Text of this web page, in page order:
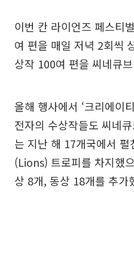
이번 칸 라이언즈 페스티
여 편을 매일 저녁 2회씩
상작 100여 편을 씨네큐
올해 행사에서 ‘크리에이
전자의 수상작들도 씨네
는 지난 해 17개국에서
(Lions) 트로피를 차지했
상 8개, 동상 18개를 추가